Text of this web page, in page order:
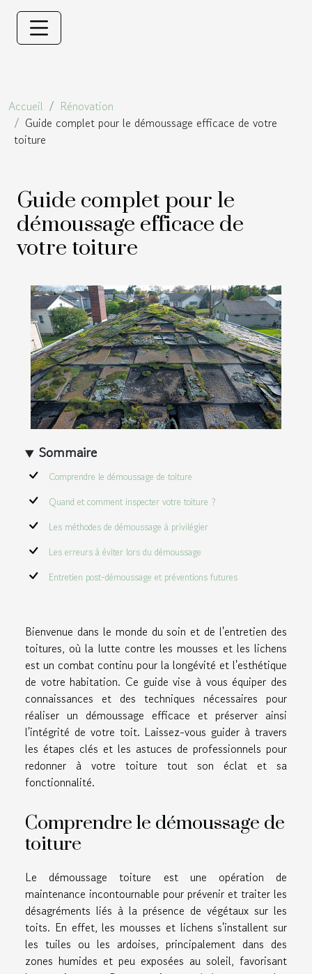
Accueil
Rénovation
Guide complet pour le démoussage efficace de votre
toiture
Guide complet pour le
démoussage efficace de
votre toiture
Sommaire
Comprendre le démoussage de toiture
Quand et comment inspecter votre toiture ?
Les méthodes de démoussage à privilégier
Les erreurs à éviter lors du démoussage
Entretien post-démoussage et préventions futures
Bienvenue dans le monde du soin et de l'entretien des
toitures, où la lutte contre les mousses et les lichens
est un combat continu pour la longévité et l'esthétique
de votre habitation. Ce guide vise à vous équiper des
connaissances et des techniques nécessaires pour
réaliser un démoussage efficace et préserver ainsi
l'intégrité de votre toit. Laissez-vous guider à travers
les étapes clés et les astuces de professionnels pour
redonner à votre toiture tout son éclat et sa
fonctionnalité.
Comprendre le démoussage de
toiture
Le démoussage toiture est une opération de
maintenance incontournable pour prévenir et traiter les
désagréments liés à la présence de végétaux sur les
toits. En effet, les mousses et lichens s'installent sur
les tuiles ou les ardoises, principalement dans des
zones humides et peu exposées au soleil, favorisant